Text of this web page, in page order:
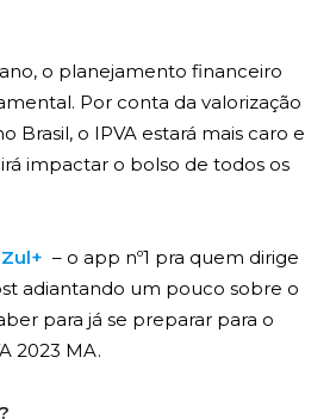
o planejamento financeiro
Por conta da valorização
Brasil, o IPVA estará mais caro e
impactar o bolso de todos os
Zul+ – o app nº1 pra quem dirige
adiantando um pouco sobre o
para já se preparar para o
2023 MA.